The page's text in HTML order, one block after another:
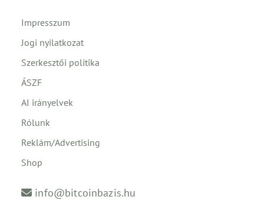
Impresszum
Jogi nyilatkozat
Szerkesztői politika
ÁSZF
AI irányelvek
Rólunk
Reklám/Advertising
Shop
info@bitcoinbazis.hu